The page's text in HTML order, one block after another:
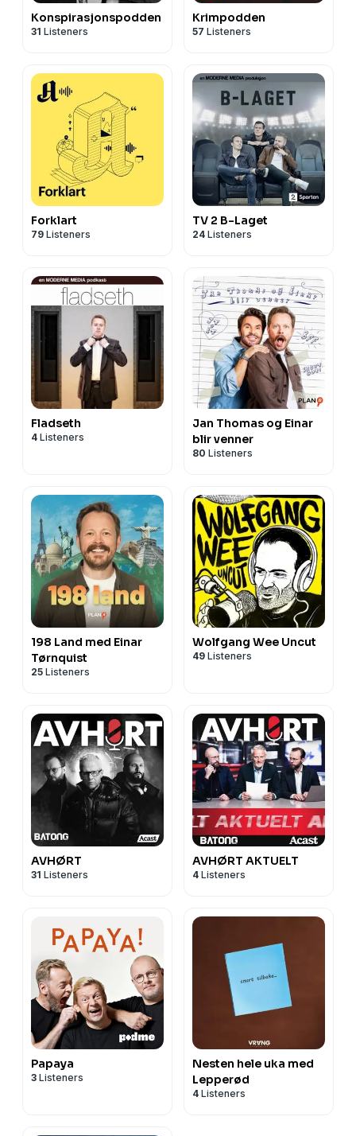
Konspirasjonspodden
31 Listeners
Krimpodden
57 Listeners
Forklart
79 Listeners
TV 2 B-Laget
24 Listeners
Fladseth
4 Listeners
Jan Thomas og Einar
blir venner
80 Listeners
198 Land med Einar
Tørnquist
25 Listeners
Wolfgang Wee Uncut
49 Listeners
AVHØRT
31 Listeners
AVHØRT AKTUELT
4 Listeners
Papaya
3 Listeners
Nesten hele uka med
Lepperød
4 Listeners